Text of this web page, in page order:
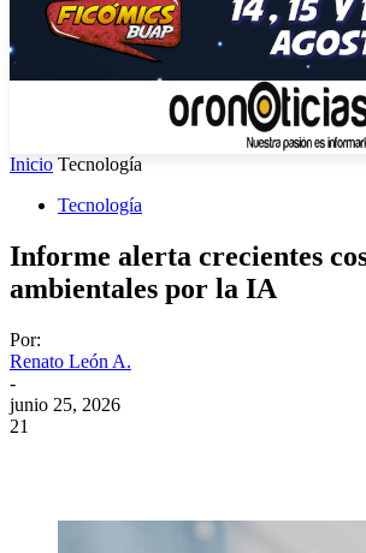
Inicio Tecnología
Tecnología
Informe alerta crecientes
ambientales por la IA
Por:
Renato León A.
-
junio 25, 2026
21